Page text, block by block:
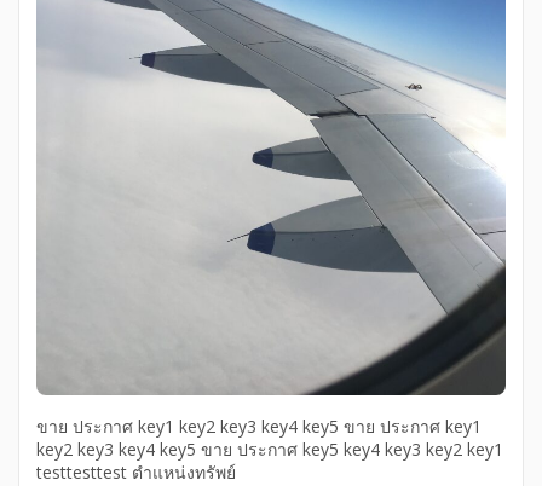
ขาย ประกาศ key1 key2 key3 key4 key5 ขาย ประกาศ key1
key2 key3 key4 key5 ขาย ประกาศ key5 key4 key3 key2 key1
testtesttest ตำแหน่งทรัพย์